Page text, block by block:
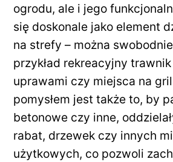
ogrodu, ale i jego
się doskonale jako element
na strefy – można
przykład rekreacyjny
uprawami czy miejsca na
pomysłem jest także to, by
betonowe czy inne,
rabat, drzewek czy innych
użytkowych, co pozwoli